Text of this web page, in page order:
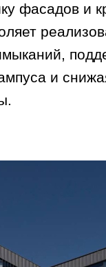
фасадов и
и